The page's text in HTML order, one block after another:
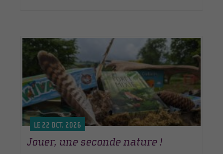
LE 22 OCT. 2026
Jouer, une seconde nature !